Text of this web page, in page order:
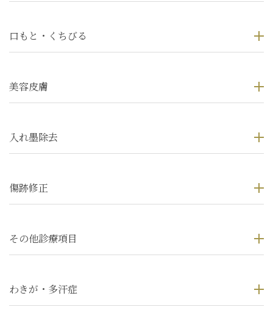
口もと・くちびる
美容皮膚
入れ墨除去
傷跡修正
その他診療項目
わきが・多汗症